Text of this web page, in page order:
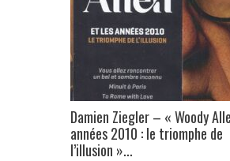
Damien Ziegler – « Woody
années 2010 : le triomphe de
l’illusion »...